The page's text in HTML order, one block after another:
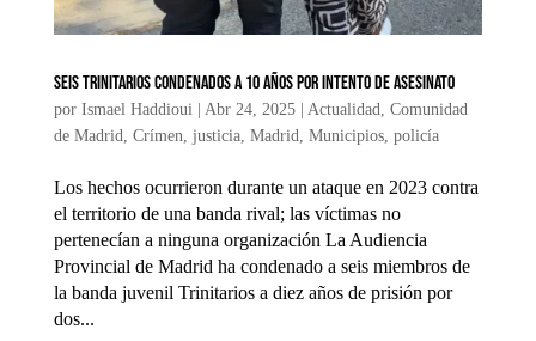
Seis Trinitarios condenados a 10 años por intento de asesinato
por Ismael Haddioui| Abr 24, 2025| Actualidad, Comunidad
de Madrid, Crímen, justicia, Madrid, Municipios, policía
Los hechos ocurrieron durante un ataque en 2023 contra
el territorio de una banda rival; las víctimas no
pertenecían a ninguna organización La Audiencia
Provincial de Madrid ha condenado a seis miembros de
la banda juvenil Trinitarios a diez años de prisión por
dos...